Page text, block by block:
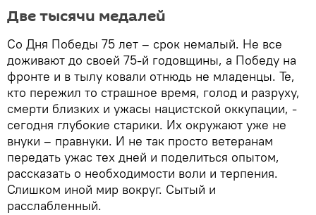
Две тысячи медалей
Со Дня Победы 75 лет – срок немалый. Не все
доживают до своей 75-й годовщины, а Победу на
фронте и в тылу ковали отнюдь не младенцы. Те,
кто пережил то страшное время, голод и разруху,
смерти близких и ужасы нацистской оккупации, -
сегодня глубокие старики. Их окружают уже не
внуки – правнуки. И не так просто ветеранам
передать ужас тех дней и поделиться опытом,
рассказать о необходимости воли и терпения.
Слишком иной мир вокруг. Сытый и
расслабленный.